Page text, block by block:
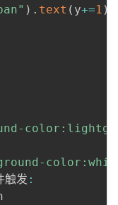
) . text ( y+=1 )
发
: